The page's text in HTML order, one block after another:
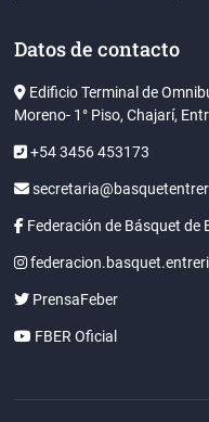
Datos de contacto
Edificio Terminal de
Moreno- 1° Piso, Chajarí,
+54 3456 453173
Federación de Básquet de
PrensaFeber
FBER Oficial